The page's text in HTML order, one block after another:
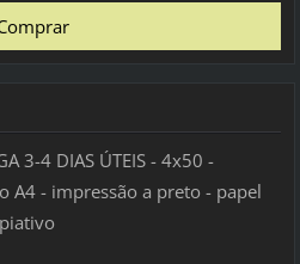
3-4 DIAS ÚTEIS - 4x50 -
A4 - impressão a preto - papel